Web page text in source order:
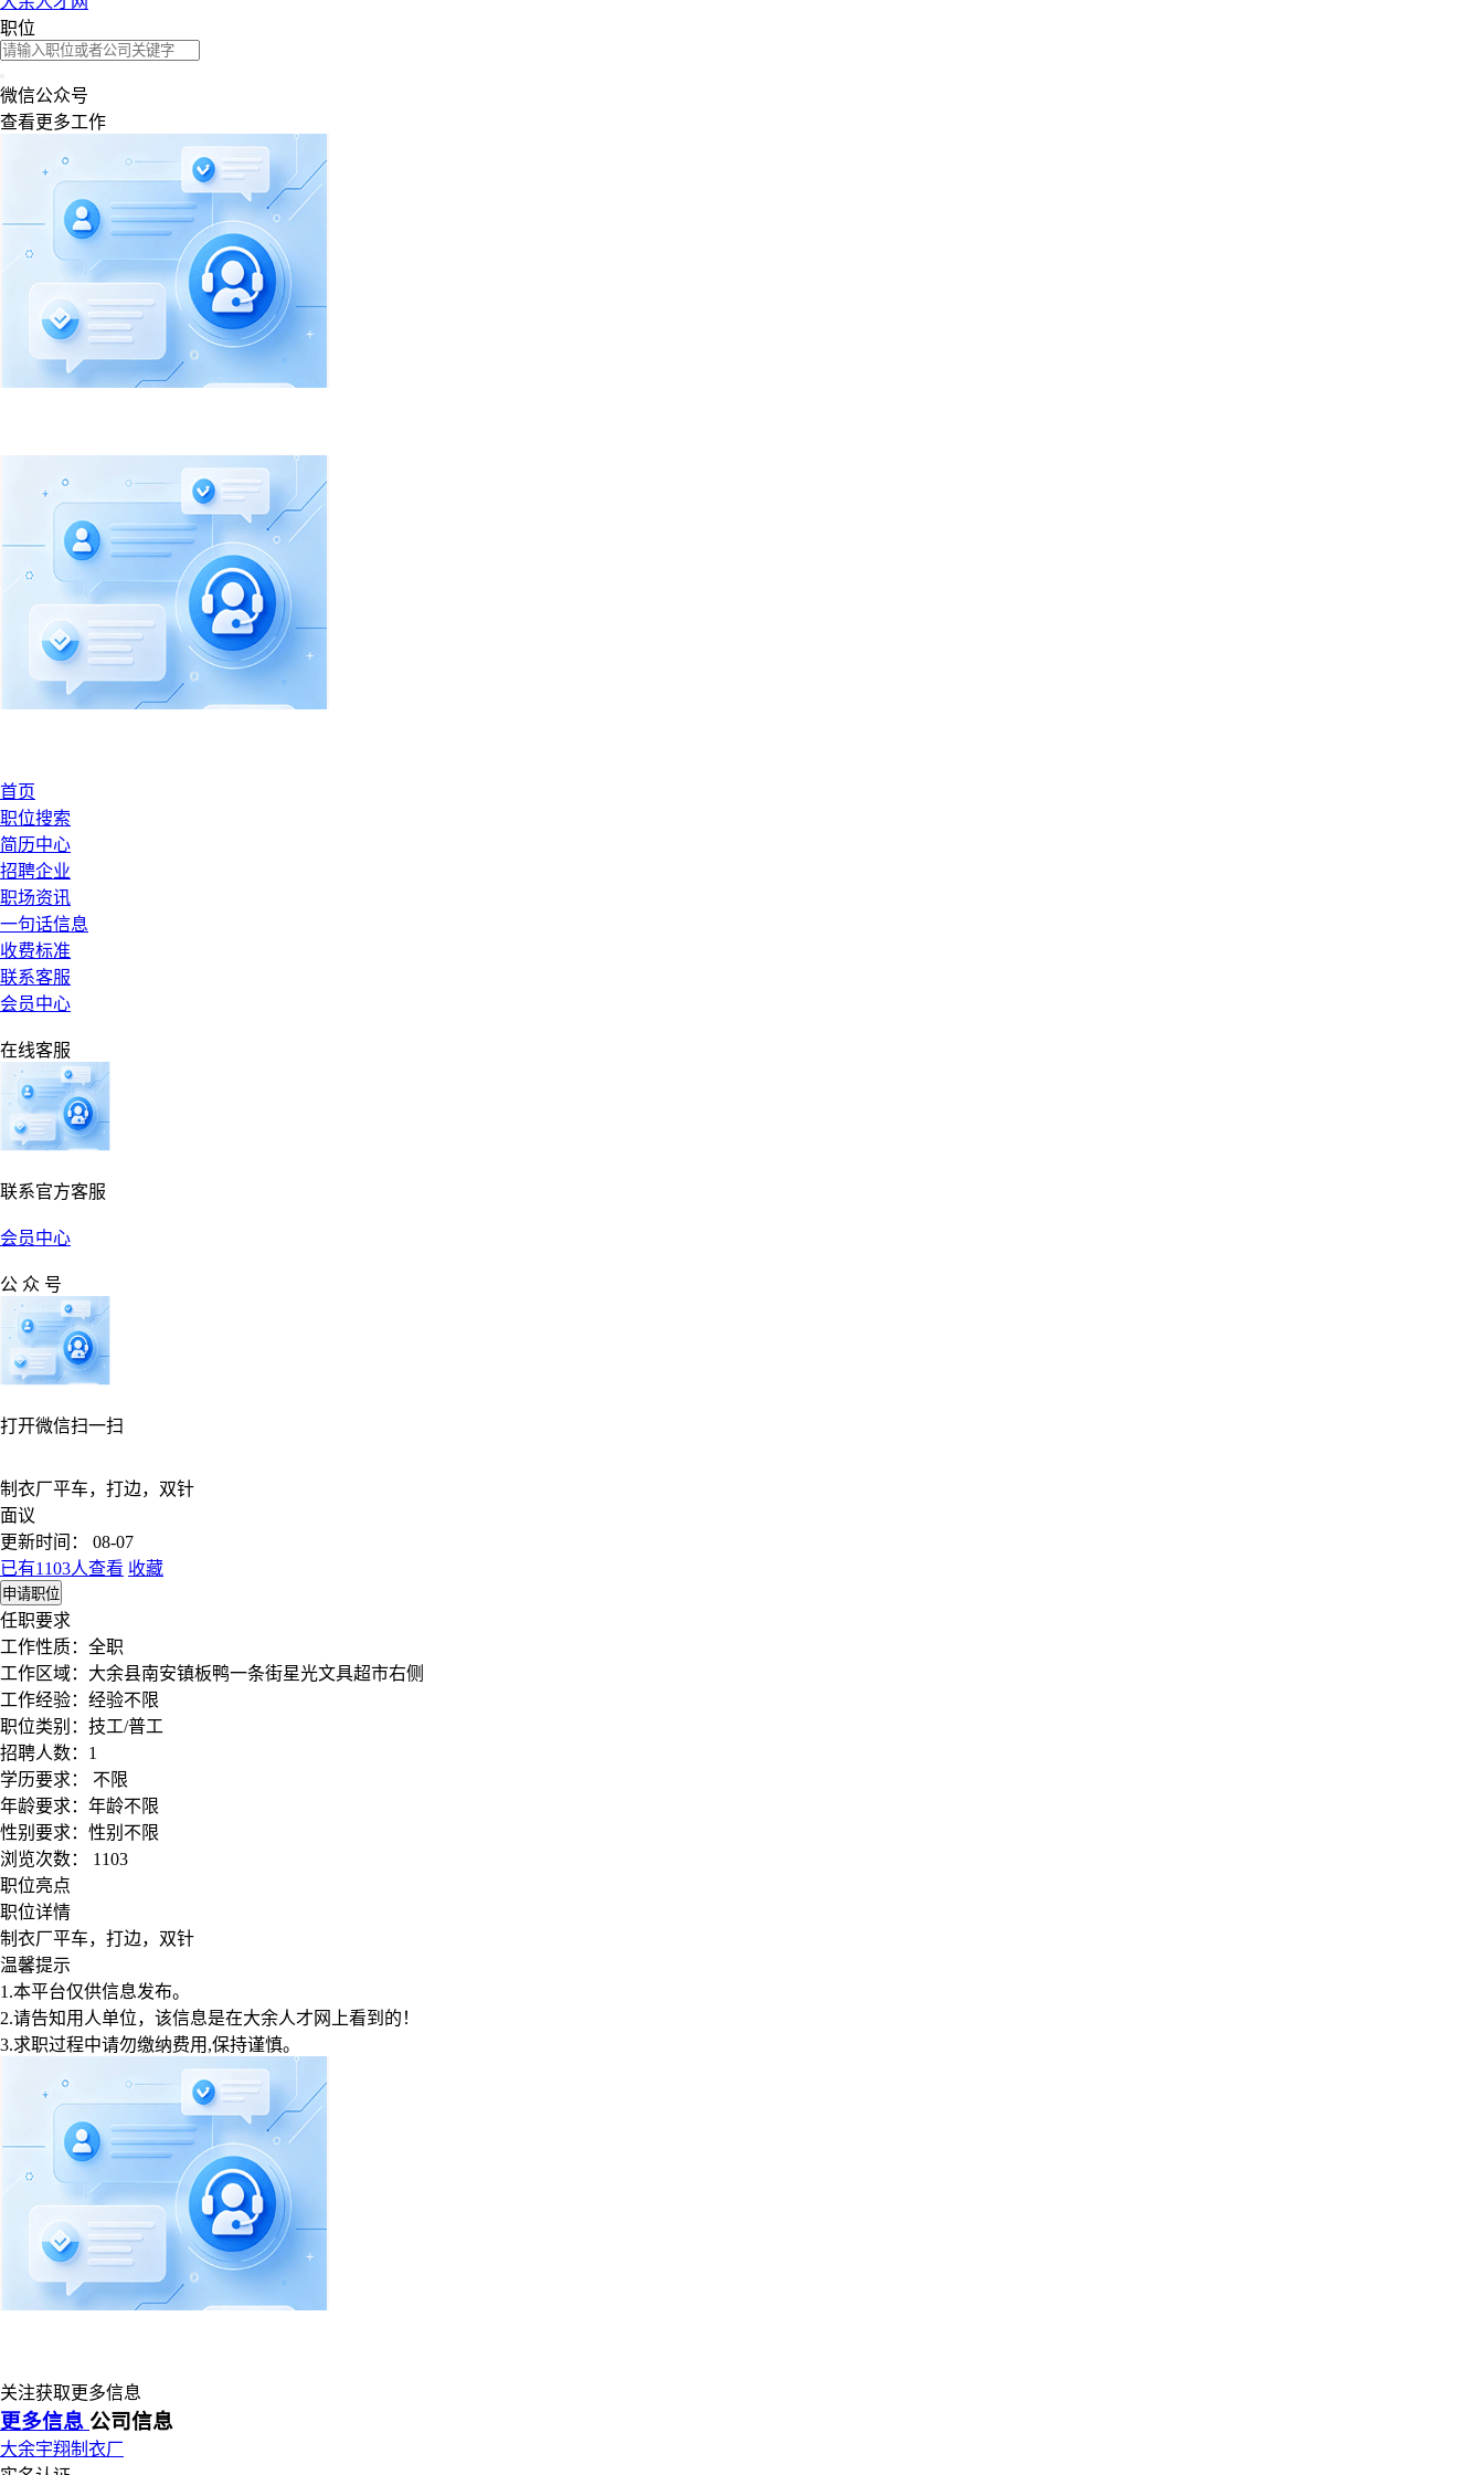
职位
微信公众号
查看更多工作
首页
职位搜索
简历中心
招聘企业
职场资讯
一句话信息
收费标准
联系客服
会员中心
在线客服
联系官方客服
会员中心
公 众 号
打开微信扫一扫
制衣厂平车，打边，双针
面议
更新时间： 08-07
已有1103人查看 收藏
申请职位
任职要求
工作性质： 全职
工作区域： 大余县南安镇板鸭一条街星光文具超市右侧
工作经验： 经验不限
职位类别： 技工/普工
招聘人数： 1
学历要求：
不限
年龄要求： 年龄不限
性别要求： 性别不限
浏览次数：
1103
职位亮点
职位详情
制衣厂平车，打边，双针
温馨提示
1.本平台仅供信息发布。
2.请告知用人单位，该信息是在大余人才网上看到的！
3.求职过程中请勿缴纳费用,保持谨慎。
关注获取更多信息
更多信息 公司信息
大余宇翔制衣厂